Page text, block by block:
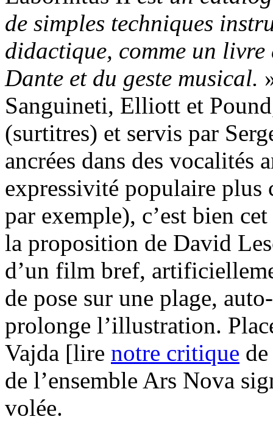
de simples techniques
didactique, comme un
Dante et du geste musical.
Sanguineti, Elliott et
(surtitres) et servis par
ancrées dans des vocalités
expressivité populaire
par exemple), c’est bien
la proposition de David
d’un film bref,
de pose sur une plage,
prolonge l’illustration.
Vajda [lire notre critique
de l’ensemble Ars Nova
volée.